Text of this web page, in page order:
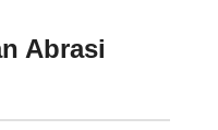
Abrasi